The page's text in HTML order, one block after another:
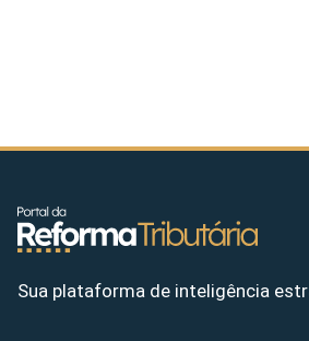
Sua plataforma de inteligência